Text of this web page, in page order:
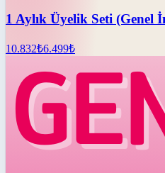
1 Aylık Üyelik Seti (Genel
10.832₺6.499₺